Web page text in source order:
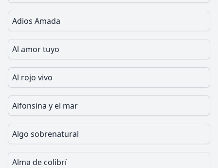
Adios Amada
Al amor tuyo
Al rojo vivo
Alfonsina y el mar
Algo sobrenatural
Alma de colibrí